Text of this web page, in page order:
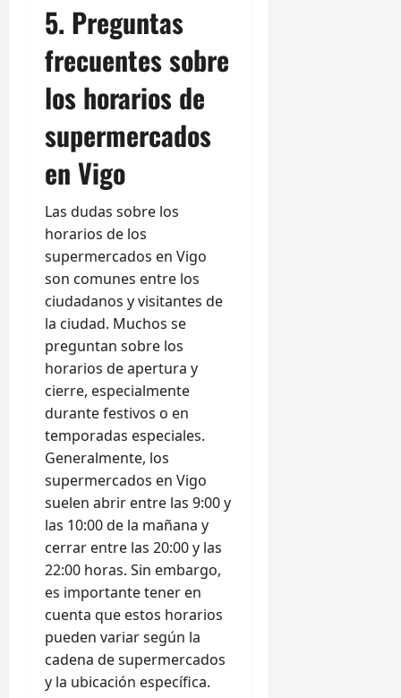
5. Preguntas
frecuentes sobre
los horarios de
supermercados
en Vigo
Las dudas sobre los
horarios de los
supermercados en Vigo
son comunes entre los
ciudadanos y visitantes de
la ciudad. Muchos se
preguntan sobre los
horarios de apertura y
cierre, especialmente
durante festivos o en
temporadas especiales.
Generalmente, los
supermercados en Vigo
suelen abrir entre las 9:00 y
las 10:00 de la mañana y
cerrar entre las 20:00 y las
22:00 horas. Sin embargo,
es importante tener en
cuenta que estos horarios
pueden variar según la
cadena de supermercados
y la ubicación específica.